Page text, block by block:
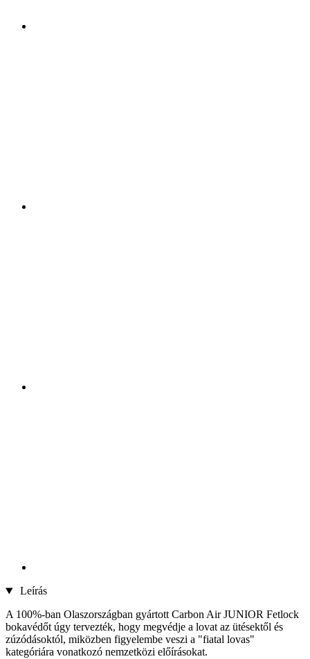
Leírás
A 100%-ban Olaszországban gyártott Carbon Air JUNIOR Fetlock
bokavédőt úgy tervezték, hogy megvédje a lovat az ütésektől és
zúzódásoktól, miközben figyelembe veszi a "fiatal lovas"
kategóriára vonatkozó nemzetközi előírásokat.